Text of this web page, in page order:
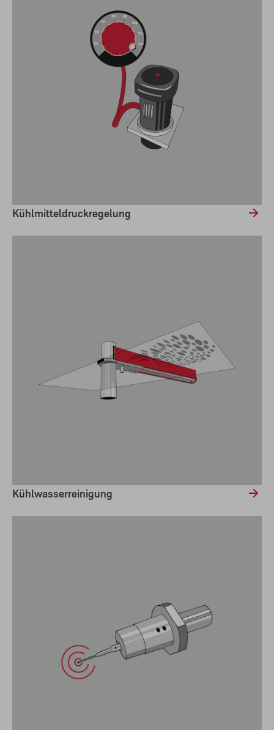
Kühlmitteldruckregelung
Kühlwasserreinigung